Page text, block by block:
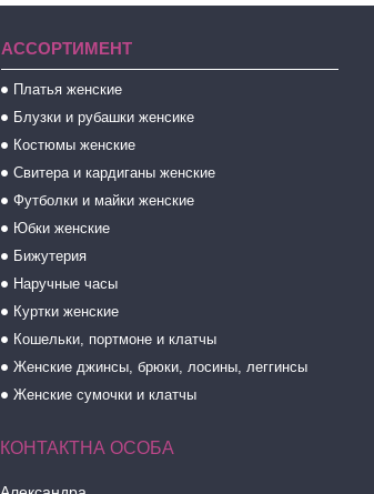
АССОРТИМЕНТ
Платья женские
Блузки и рубашки женсике
Костюмы женские
Свитера и кардиганы женские
Футболки и майки женские
Юбки женские
Бижутерия
Наручные часы
Куртки женские
Кошельки, портмоне и клатчы
Женские джинсы, брюки, лосины, леггинсы
Женские сумочки и клатчы